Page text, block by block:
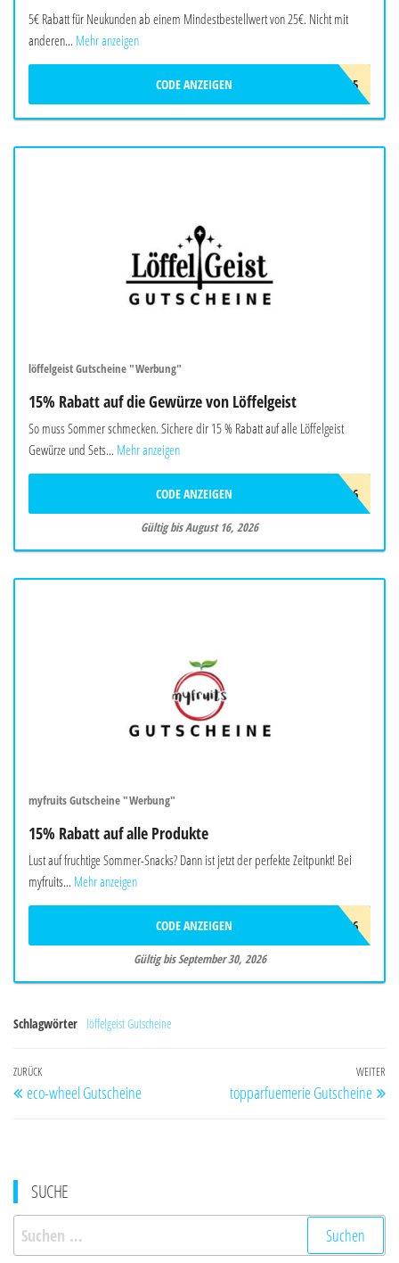
5€ Rabatt für Neukunden ab einem Mindestbestellwert von 25€. Nicht mit
anderen... Mehr anzeigen
LOS5
CODE ANZEIGEN
löffelgeist Gutscheine "Werbung"
15% Rabatt auf die Gewürze von Löffelgeist
So muss Sommer schmecken. Sichere dir 15 % Rabatt auf alle Löffelgeist
Gewürze und Sets... Mehr anzeigen
FREUNDE26
CODE ANZEIGEN
Gültig bis August 16, 2026
myfruits Gutscheine "Werbung"
15% Rabatt auf alle Produkte
Lust auf fruchtige Sommer-Snacks? Dann ist jetzt der perfekte Zeitpunkt! Bei
myfruits... Mehr anzeigen
SOMMER26
CODE ANZEIGEN
Gültig bis September 30, 2026
Schlagwörter löffelgeist Gutscheine
Beitragsnavigation
Vorheriger
Beitrag
ZURÜCK
eco-wheel Gutscheine
WEITER
topparfuemerie Gutscheine
SUCHE
Suchen
nach: